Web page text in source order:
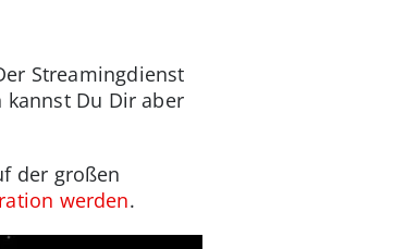
Streamingdienst
kannst Du Dir aber
der großen
werden.